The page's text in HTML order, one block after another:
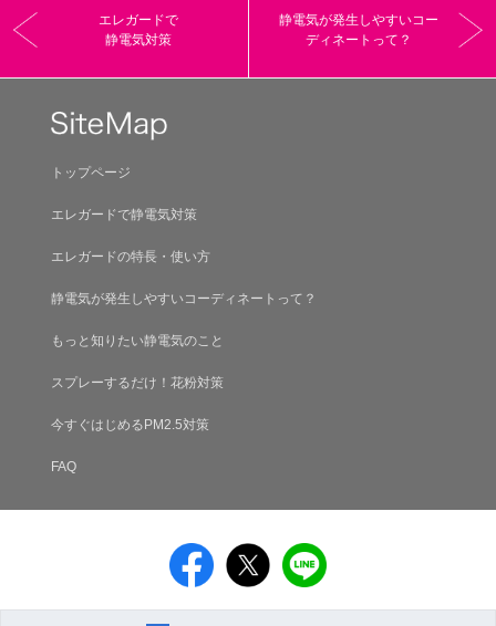
エレガードで
静電気対策
静電気が発生しやすいコー
ディネートって？
トップページ
エレガードで静電気対策
エレガードの特長・使い方
静電気が発生しやすいコーディネートって？
もっと知りたい静電気のこと
スプレーするだけ！花粉対策
今すぐはじめるPM2.5対策
FAQ